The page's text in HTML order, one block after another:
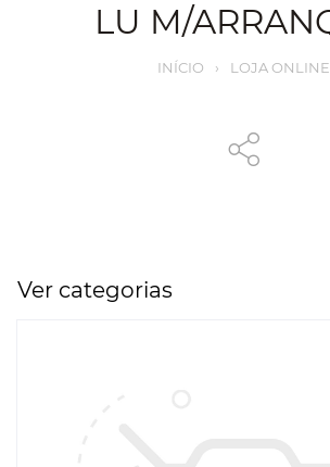
LU M/
INÍCIO › LOJA ONLINE
Ver categorias